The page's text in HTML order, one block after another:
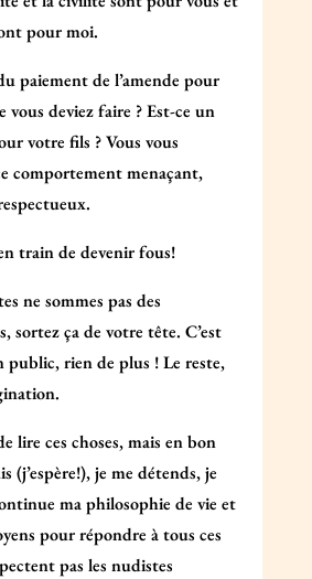
pour moi.
paiement de l’amende pour
vous deviez faire ? Est-ce un
votre fils ? Vous vous
comportement menaçant,
train de devenir fous!
ne sommes pas des
sortez ça de votre tête. C’est
public, rien de plus ! Le reste,
lire ces choses, mais en bon
(j’espère!), je me détends, je
ma philosophie de vie et
pour répondre à tous ces
pas les nudistes